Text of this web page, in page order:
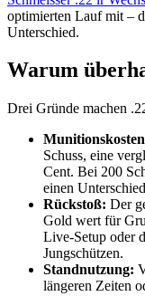
optimierten Lauf mit –
Unterschied.
Warum
Drei Gründe machen
Schuss, eine
Cent. Bei 200
einen
Rückstoß: Der
Gold wert für
Live-Setup oder
Jungschützen.
Standnutzung:
längeren Zeiten